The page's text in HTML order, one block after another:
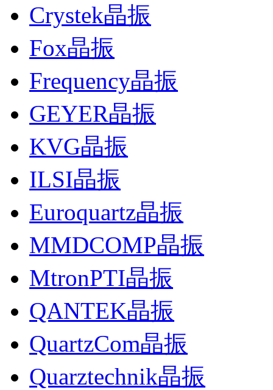
Crystek晶振
Fox晶振
Frequency晶振
GEYER晶振
KVG晶振
ILSI晶振
Euroquartz晶振
MMDCOMP晶振
MtronPTI晶振
QANTEK晶振
QuartzCom晶振
Quarztechnik晶振